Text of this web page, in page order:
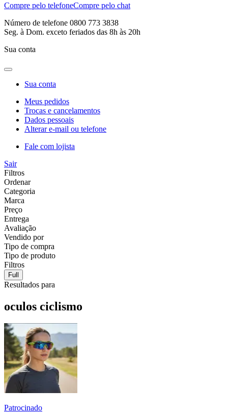
Compre pelo telefoneCompre pelo chat
Número de telefone 0800 773 3838
Seg. à Dom. exceto feriados das 8h às 20h
Sua conta
Sua conta
Meus pedidos
Trocas e cancelamentos
Dados pessoais
Alterar e-mail ou telefone
Fale com lojista
Sair
Filtros
Ordenar
Categoria
Marca
Preço
Entrega
Avaliação
Vendido por
Tipo de compra
Tipo de produto
Filtros
Full
Resultados para
oculos ciclismo
Patrocinado